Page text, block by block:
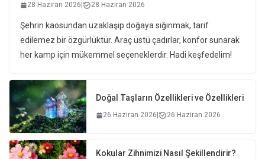
28 Haziran 2026 28 Haziran 2026
Şehrin kaosundan uzaklaşıp doğaya sığınmak, tarif
edilemez bir özgürlüktür. Araç üstü çadırlar, konfor sunarak
her kamp için mükemmel seçeneklerdir. Hadi keşfedelim!
Doğal Taşların Özellikleri ve Özellikleri
26 Haziran 2026 26 Haziran 2026
Kokular Zihnimizi Nasıl Şekillendirir?